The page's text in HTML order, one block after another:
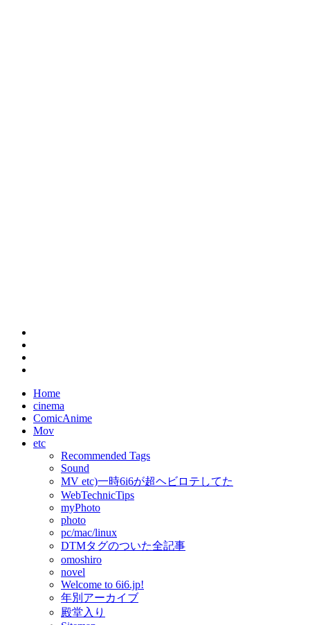
Home
cinema
ComicAnime
Mov
etc
Recommended Tags
Sound
MV etc)一時6i6が超ヘビロテしてた
WebTechnicTips
myPhoto
photo
pc/mac/linux
DTMタグのついた全記事
omoshiro
novel
Welcome to 6i6.jp!
年別アーカイブ
殿堂入り